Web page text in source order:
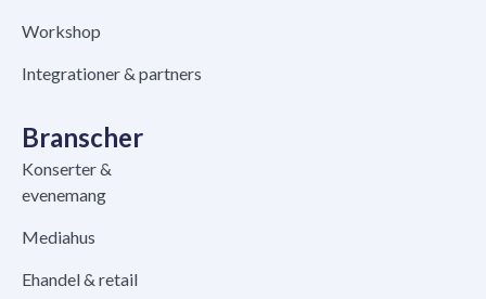
Workshop
Integrationer & partners
Branscher
Konserter &
evenemang
Mediahus
Ehandel & retail